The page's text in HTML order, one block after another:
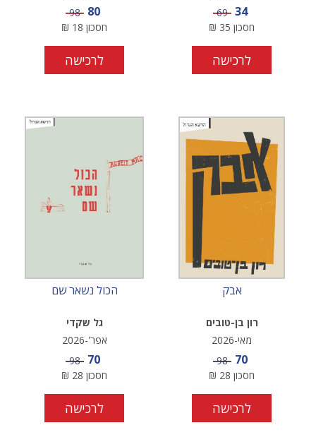
מחיר מבצע
34 מחיר
69
חסכון 35
₪
לרכישה
מחיר מבצע
80 מחיר
98
חסכון 18
₪
לרכישה
אבק
רון בן-טובים
מאי-2026
מחיר מבצע
70 מחיר
98
חסכון 28
₪
לרכישה
הכול נשאר שם
גל שקדי
אפר'-2026
מחיר מבצע
70 מחיר
98
חסכון 28
₪
לרכישה